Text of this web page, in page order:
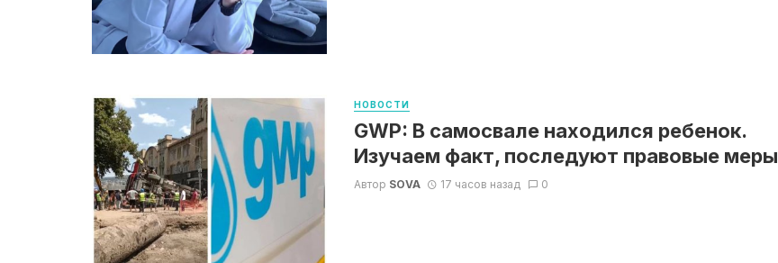
НОВОСТИ
GWP: В самосвале находился ребенок.
Изучаем факт, последуют правовые меры
Автор SOVA 17 часов назад 0